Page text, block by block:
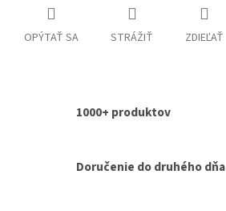
OPÝTAŤ SA STRÁŽIŤ ZDIEĽAŤ
1000+ produktov
Doručenie do druhého dňa